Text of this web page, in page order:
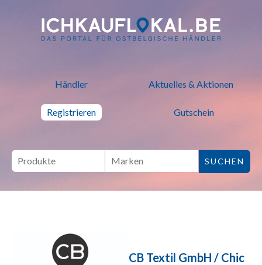
ich kauf lokal - Bei lokalen
Händler Aktuelles & Aktionen
Registrieren Gutschein
CB Textil GmbH / Chic